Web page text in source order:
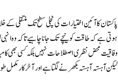
پاکستان کا آئین اختیارات کی نچلی سطح تک منتقلی
ہوتی ہے کہ طاقت کو نیچے تک جانا چاہیے تاکہ وہ
وفاقیت محض نظری اصطلاحات نہیں بلکہ کسی بھی
لیکن آہستہ آہستہ بکھرنے لگتا ہے اور آخرکار مکمل